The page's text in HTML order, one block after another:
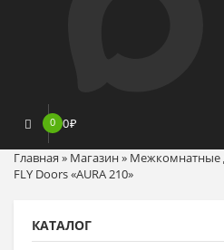
0 0₽
Главная » Магазин» Межкомнатные
FLY Doors «AURA 210»
КАТАЛОГ